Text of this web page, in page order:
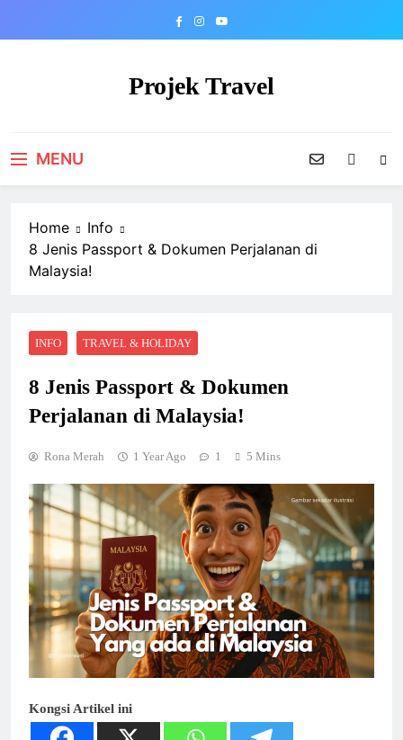
Projek Travel
MENU
Home
Info
8 Jenis Passport & Dokumen Perjalanan di
Malaysia!
INFO TRAVEL & HOLIDAY
8 Jenis Passport & Dokumen
Perjalanan di Malaysia!
Rona Merah 1 Year Ago 1 5 Mins
Kongsi Artikel ini